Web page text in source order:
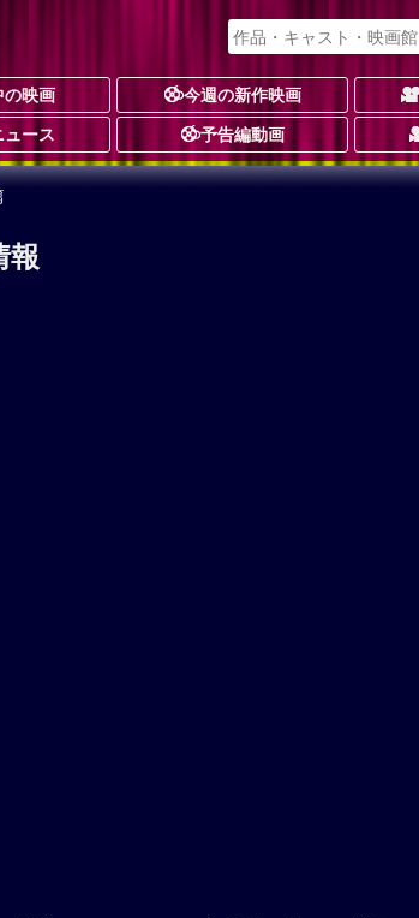
の映画 今週の新作映画
ュース 予告編動画
報